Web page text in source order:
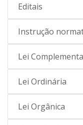
Editais
Instrução
Lei
Lei Ordinária
Lei Orgânica